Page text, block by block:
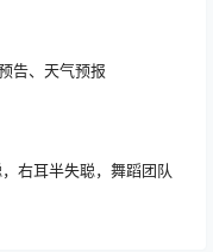
告、天气预报
右耳半失聪，舞蹈团队